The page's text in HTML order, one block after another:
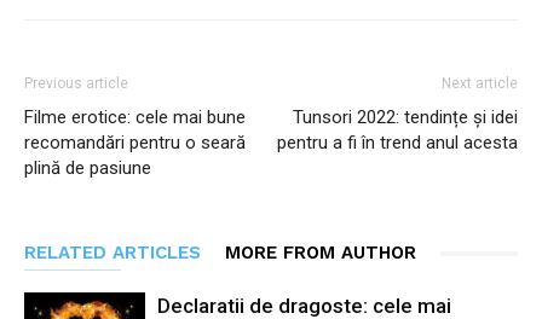
Previous article
Filme erotice: cele mai bune
recomandări pentru o seară
plină de pasiune
Next article
Tunsori 2022: tendințe și idei
pentru a fi în trend anul acesta
RELATED ARTICLES MORE FROM AUTHOR
Declaratii de dragoste: cele mai